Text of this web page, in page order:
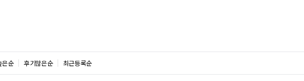
은순 후기많은순 최근등록순